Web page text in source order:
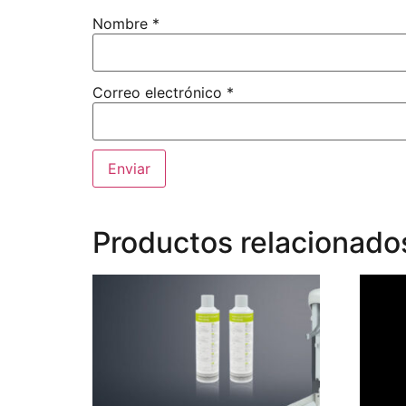
Nombre *
Correo electrónico *
Productos